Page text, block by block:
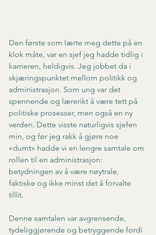
Den første som lærte meg dette på en
klok måte, var en sjef jeg hadde tidlig i
karrieren, heldigvis. Jeg jobbet da i
skjæringspunktet mellom politikk og
administrasjon. Som ung var det
spennende og lærerikt å være tett på
politiske prosesser, men også en ny
verden. Dette visste naturligvis sjefen
min, og før jeg rakk å gjøre noe
«dumt» hadde vi en lengre samtale om
rollen til en administrasjon:
betydningen av å være nøytrale,
faktiske og ikke minst det å forvalte
tillit.
Denne samtalen var avgrensende,
tydeliggjørende og betryggende fordi